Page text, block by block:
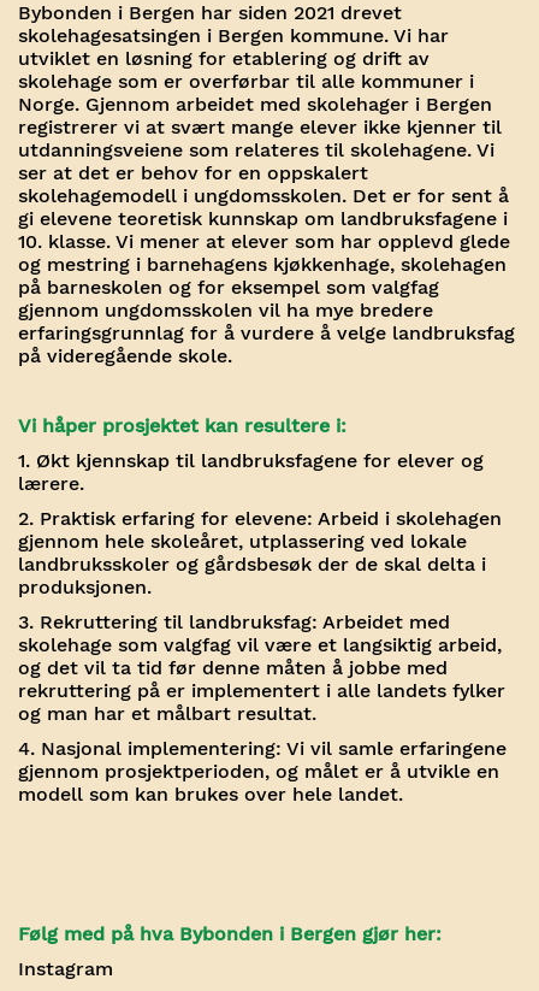
Bybonden i Bergen har siden 2021 drevet
skolehagesatsingen i Bergen kommune. Vi har
utviklet en løsning for etablering og drift av
skolehage som er overførbar til alle kommuner i
Norge. Gjennom arbeidet med skolehager i Bergen
registrerer vi at svært mange elever ikke kjenner til
utdanningsveiene som relateres til skolehagene. Vi
ser at det er behov for en oppskalert
skolehagemodell i ungdomsskolen. Det er for sent å
gi elevene teoretisk kunnskap om landbruksfagene i
10. klasse. Vi mener at elever som har opplevd glede
og mestring i barnehagens kjøkkenhage, skolehagen
på barneskolen og for eksempel som valgfag
gjennom ungdomsskolen vil ha mye bredere
erfaringsgrunnlag for å vurdere å velge landbruksfag
på videregående skole.
Vi håper prosjektet kan resultere i:
1. Økt kjennskap til landbruksfagene for elever og
lærere.
2. Praktisk erfaring for elevene: Arbeid i skolehagen
gjennom hele skoleåret, utplassering ved lokale
landbruksskoler og gårdsbesøk der de skal delta i
produksjonen.
3. Rekruttering til landbruksfag: Arbeidet med
skolehage som valgfag vil være et langsiktig arbeid,
og det vil ta tid før denne måten å jobbe med
rekruttering på er implementert i alle landets fylker
og man har et målbart resultat.
4. Nasjonal implementering: Vi vil samle erfaringene
gjennom prosjektperioden, og målet er å utvikle en
modell som kan brukes over hele landet.
Følg med på hva Bybonden i Bergen gjør her:
Instagram